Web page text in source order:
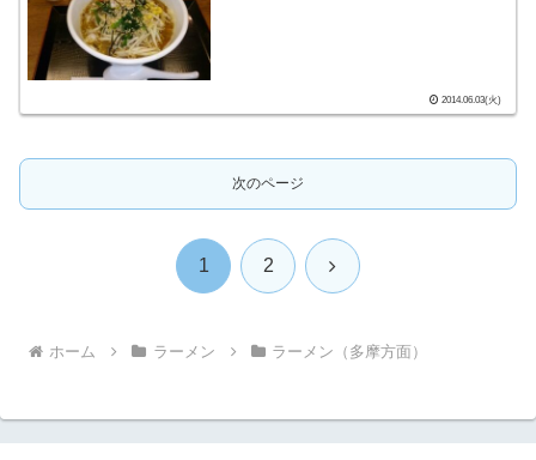
2014.06.03(火)
次のページ
1 2 次
ホーム ラーメン ラーメン（多摩方面）